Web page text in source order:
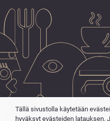
Tällä sivustolla käytetään
hyväksyt evästeiden latauksen.